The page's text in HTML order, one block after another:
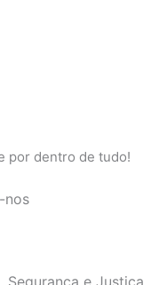
por dentro de tudo!
nos
Segurança e Justiça